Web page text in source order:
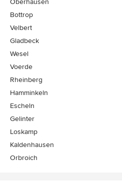
Bottrop
Velbert
Gladbeck
Wesel
Voerde
Rheinberg
Hamminkeln
Escheln
Gelinter
Loskamp
Kaldenhausen
Orbroich